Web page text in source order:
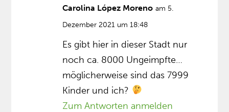
Carolina López Moreno am 5.
Dezember 2021 um 18:48
Es gibt hier in dieser Stadt nur
noch ca. 8000 Ungeimpfte…
möglicherweise sind das 7999
Kinder und ich?
Zum Antworten anmelden